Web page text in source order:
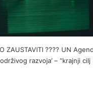
ZAUSTAVITI ???? UN
razvoja’ – “krajnji cilj